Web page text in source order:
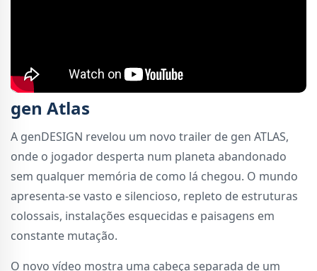
gen Atlas
A genDESIGN revelou um novo trailer de gen ATLAS,
onde o jogador desperta num planeta abandonado
sem qualquer memória de como lá chegou. O mundo
apresenta-se vasto e silencioso, repleto de estruturas
colossais, instalações esquecidas e paisagens em
constante mutação.
O novo vídeo mostra uma cabeça separada de um